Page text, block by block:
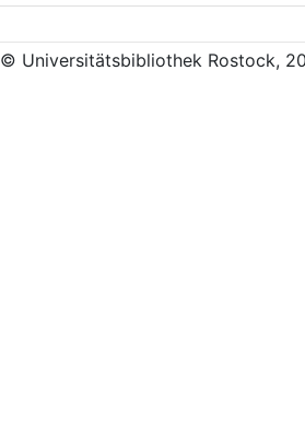
© Universitätsbibliothek Rostock,